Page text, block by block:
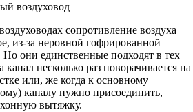
воздуховод
сопротивление воздуха
из-за неровной гофрированной
Но они единственные подходят в тех
канал несколько раз поворачивается на
или, же когда к основному
каналу нужно присоединить,
вытяжку.